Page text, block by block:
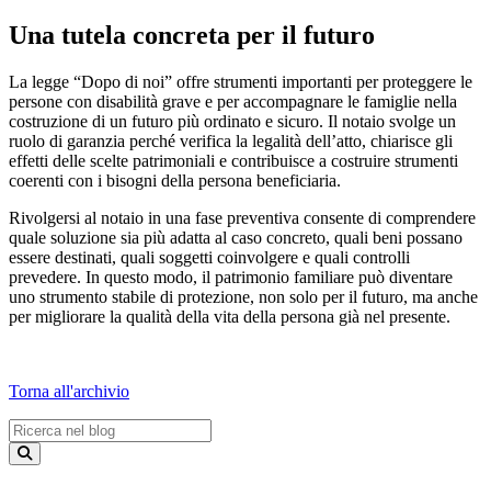
Una tutela concreta per il futuro
La legge “Dopo di noi” offre strumenti importanti per proteggere le
persone con disabilità grave e per accompagnare le famiglie nella
costruzione di un futuro più ordinato e sicuro. Il notaio svolge un
ruolo di garanzia perché verifica la legalità dell’atto, chiarisce gli
effetti delle scelte patrimoniali e contribuisce a costruire strumenti
coerenti con i bisogni della persona beneficiaria.
Rivolgersi al notaio in una fase preventiva consente di comprendere
quale soluzione sia più adatta al caso concreto, quali beni possano
essere destinati, quali soggetti coinvolgere e quali controlli
prevedere. In questo modo, il patrimonio familiare può diventare
uno strumento stabile di protezione, non solo per il futuro, ma anche
per migliorare la qualità della vita della persona già nel presente.
Torna all'archivio